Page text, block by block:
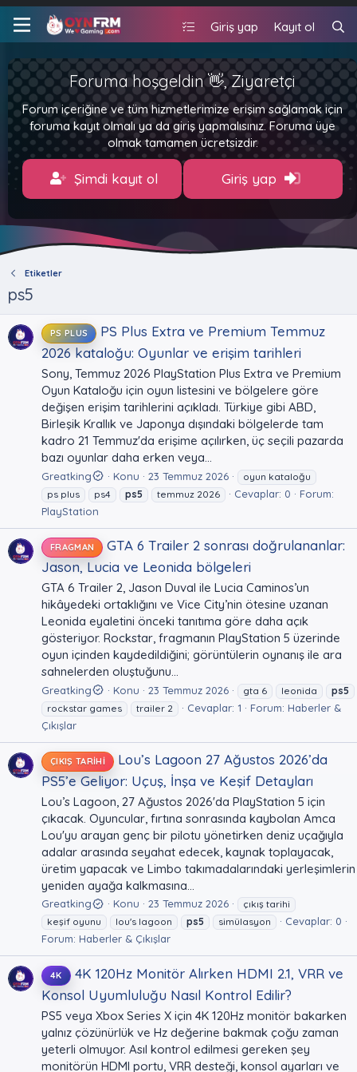
Giriş yap Kayıt ol
Foruma hoşgeldin 👋, Ziyaretçi
Forum içeriğine ve tüm hizmetlerimize erişim sağlamak için
foruma kayıt olmalı ya da giriş yapmalısınız. Foruma üye
olmak tamamen ücretsizdir.
Şimdi kayıt ol Giriş yap
Etiketler
ps5
PS PLUS
PS Plus Extra ve Premium Temmuz
2026 kataloğu: Oyunlar ve erişim tarihleri
Sony, Temmuz 2026 PlayStation Plus Extra ve Premium
Oyun Kataloğu için oyun listesini ve bölgelere göre
değişen erişim tarihlerini açıkladı. Türkiye gibi ABD,
Birleşik Krallık ve Japonya dışındaki bölgelerde tam
kadro 21 Temmuz'da erişime açılırken, üç seçili pazarda
bazı oyunlar daha erken veya...
Greatking Konu 23 Temmuz 2026
oyun kataloğu
ps plus
ps4 ps5 temmuz 2026 Cevaplar: 0
Forum:
PlayStation
FRAGMAN
GTA 6 Trailer 2 sonrası doğrulananlar:
Jason, Lucia ve Leonida bölgeleri
GTA 6 Trailer 2, Jason Duval ile Lucia Caminos’un
hikâyedeki ortaklığını ve Vice City’nin ötesine uzanan
Leonida eyaletini önceki tanıtıma göre daha açık
gösteriyor. Rockstar, fragmanın PlayStation 5 üzerinde
oyun içinden kaydedildiğini; görüntülerin oynanış ile ara
sahnelerden oluştuğunu...
Greatking Konu 23 Temmuz 2026 gta 6 leonida
ps5
rockstar games
trailer 2 Cevaplar: 1 Forum: Haberler &
Çıkışlar
ÇIKIŞ TARIHI
Lou’s Lagoon 27 Ağustos 2026’da
PS5’e Geliyor: Uçuş, İnşa ve Keşif Detayları
Lou’s Lagoon, 27 Ağustos 2026'da PlayStation 5 için
çıkacak. Oyuncular, fırtına sonrasında kaybolan Amca
Lou'yu arayan genç bir pilotu yönetirken deniz uçağıyla
adalar arasında seyahat edecek, kaynak toplayacak,
üretim yapacak ve Limbo takımadalarındaki yerleşimlerin
yeniden ayağa kalkmasına...
Greatking Konu 23 Temmuz 2026
çıkış tarihi
keşif oyunu
lou's lagoon ps5 simülasyon
Cevaplar: 0
Forum: Haberler & Çıkışlar
4K
4K 120Hz Monitör Alırken HDMI 2.1, VRR ve
Konsol Uyumluluğu Nasıl Kontrol Edilir?
PS5 veya Xbox Series X için 4K 120Hz monitör bakarken
yalnız çözünürlük ve Hz değerine bakmak çoğu zaman
yeterli olmuyor. Asıl kontrol edilmesi gereken şey
monitörün HDMI portu, VRR desteği, konsol ayarları ve